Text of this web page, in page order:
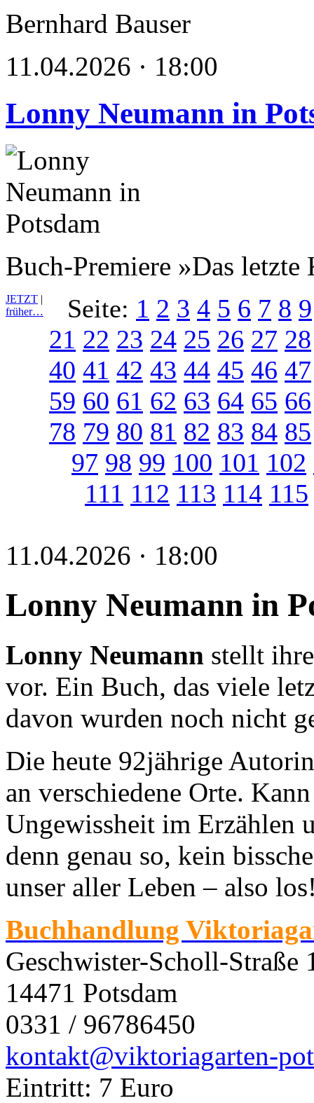
Bernhard Bauser
11.04.2026 · 18:00
Lonny Neumann in
Buch-Premiere »Das letzte
JETZT |
früher…
Seite: 1 2 3 4 5 6 7 8 9
21 22 23 24 25 26 27 28
40 41 42 43 44 45 46 47
59 60 61 62 63 64 65 66
78 79 80 81 82 83 84 85
97 98 99 100 101 102
111 112 113 114 115
11.04.2026 · 18:00
Lonny Neumann in
Lonny Neumann stellt
vor. Ein Buch, das viele
davon wurden noch nicht
Die heute 92jährige
an verschiedene Orte.
Ungewissheit im Erzählen
denn genau so, kein
unser aller Leben – also
Buchhandlung
Geschwister-Scholl-Straße
14471 Potsdam
0331 / 96786450
kontakt@viktoriagarten-
Eintritt: 7 Euro